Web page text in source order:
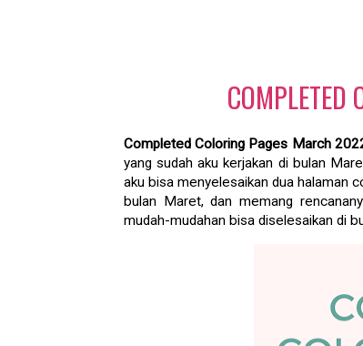
Completed Coloring Pages March
yang sudah aku kerjakan di bulan
aku bisa menyelesaikan dua halaman
bulan Maret, dan memang
mudah-mudahan bisa diselesaikan di